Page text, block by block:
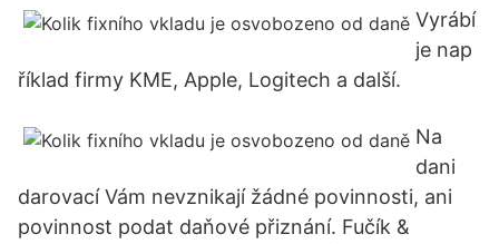
Vyrábí
je nap
říklad firmy KME, Apple, Logitech a další.
Na
dani
darovací Vám nevznikají žádné povinnosti, ani
povinnost podat daňové přiznání. Fučík &